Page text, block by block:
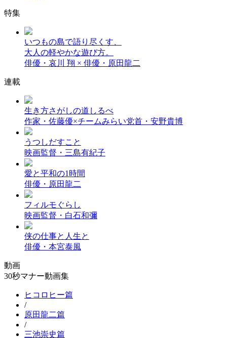
特集
いつもの島で語り尽くす、
大人の軽やかな遊び方。
俳優・哀川 翔 × 俳優・原田龍二
連載
生き方さがしの道しるべ
作家・佐藤優×チームみらい党首・安野貴博
うつしだすこと
映画監督・三島有紀子
愛と平和の1時間
俳優・原田龍二
フィルモぐらし
映画監督・白石和彌
侠の仕事と人生と
俳優・本宮泰風
動画
30秒マナー動画集
ヒコロヒー篇
/
原田龍二篇
/
三池崇史篇